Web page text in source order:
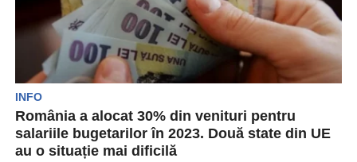
INFO
România a alocat 30% din venituri pentru
salariile bugetarilor în 2023. Două state din UE
au o situație mai dificilă